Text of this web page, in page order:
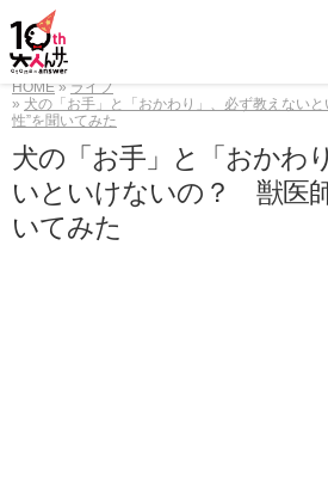
HOME
ライフ
犬の「お手」と「おかわり」、必ず教えない
性”を聞いてみた
犬の「お手」と「おかわ
いといけないの？ 獣医
いてみた